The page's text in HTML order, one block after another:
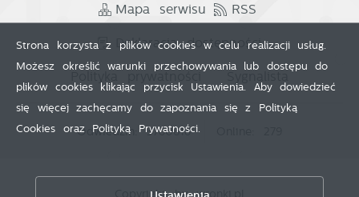
Mapa serwisu RSS
Deklaracja dostępności
Polityka prywatności
Odwiedzin: 3780618
Copyright by wronki.pl
Strona korzysta z plików cookies w celu realizacji usług.
Możesz określić warunki przechowywania lub dostępu do
plików cookies klikając przycisk Ustawienia. Aby dowiedzieć
się więcej zachęcamy do zapoznania się z Polityką
Cookies oraz Polityką Prywatności.